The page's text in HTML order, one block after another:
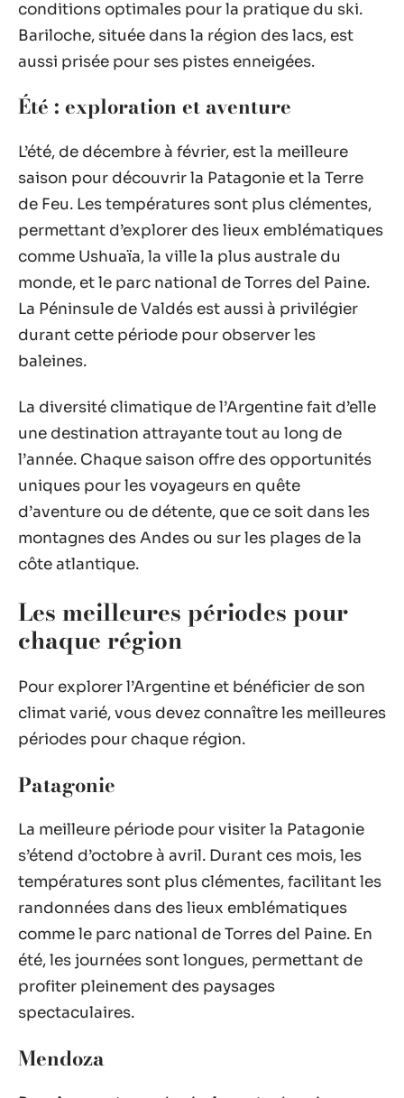
conditions optimales pour la pratique du ski.
Bariloche, située dans la région des lacs, est
aussi prisée pour ses pistes enneigées.
Été : exploration et aventure
L’été, de décembre à février, est la meilleure
saison pour découvrir la Patagonie et la Terre
de Feu. Les températures sont plus clémentes,
permettant d’explorer des lieux emblématiques
comme Ushuaïa, la ville la plus australe du
monde, et le parc national de Torres del Paine.
La Péninsule de Valdés est aussi à privilégier
durant cette période pour observer les
baleines.
La diversité climatique de l’Argentine fait d’elle
une destination attrayante tout au long de
l’année. Chaque saison offre des opportunités
uniques pour les voyageurs en quête
d’aventure ou de détente, que ce soit dans les
montagnes des Andes ou sur les plages de la
côte atlantique.
Les meilleures périodes pour
chaque région
Pour explorer l’Argentine et bénéficier de son
climat varié, vous devez connaître les meilleures
périodes pour chaque région.
Patagonie
La meilleure période pour visiter la Patagonie
s’étend d’octobre à avril. Durant ces mois, les
températures sont plus clémentes, facilitant les
randonnées dans des lieux emblématiques
comme le parc national de Torres del Paine. En
été, les journées sont longues, permettant de
profiter pleinement des paysages
spectaculaires.
Mendoza